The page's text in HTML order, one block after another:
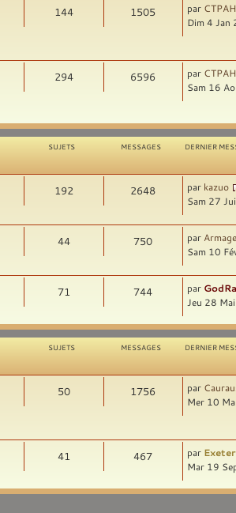
144 1505 par
Dim 4
294 6596 par
Sam 16
SUJETS MESSAGES DERNIER
192 2648 par kazuo
Sam 27
44 750 par
Sam 10
71 744 par
Jeu 28
SUJETS MESSAGES DERNIER
50 1756 par
Mer 10
41 467 par Exeter
Mar 19